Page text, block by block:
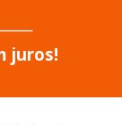
juros!